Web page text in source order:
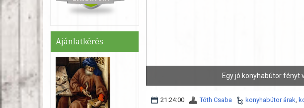
Egy jó konyhabútor fényt visz otthonába.
21:24:00 Tóth Csaba konyhabútor árak,
Ajánlatkérés